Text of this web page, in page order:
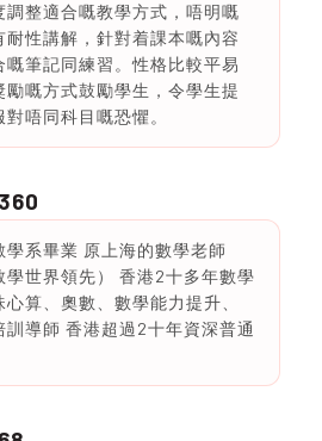
調整適合嘅教學方式，唔明嘅
耐性講解，針對着課本嘅內容
嘅筆記同練習。性格比較平易
勵嘅方式鼓勵學生，令學生提
唔同科目嘅恐懼。
學系畢業 原上海的數學老師
學世界領先） 香港2十多年數學
算、奧數、數學能力提升、
訓導師 香港超過2十年資深普通